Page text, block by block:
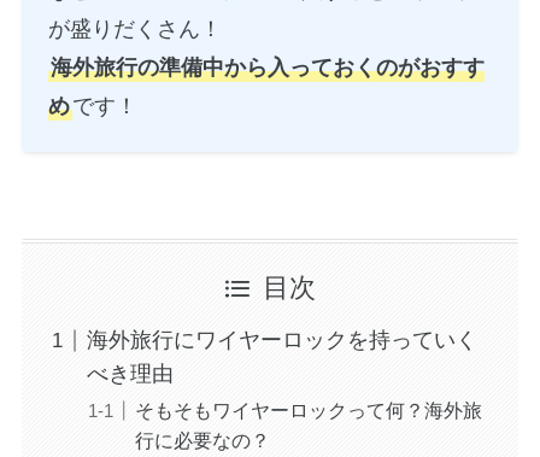
が盛りだくさん！
海外旅行の準備中から入っておくのがおすす
めです！
目次
海外旅行にワイヤーロックを持っていく
べき理由
そもそもワイヤーロックって何？海外旅
行に必要なの？